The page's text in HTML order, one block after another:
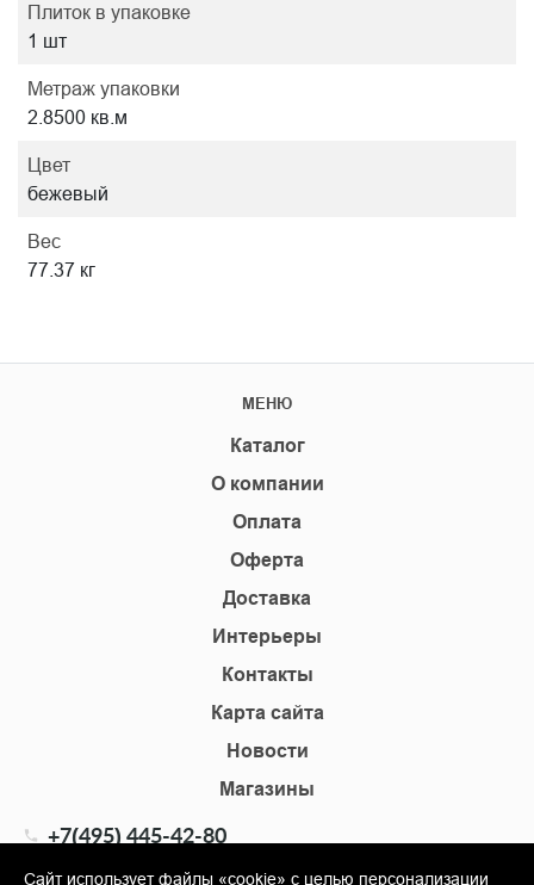
Плиток в упаковке
1 шт
Метраж упаковки
2.8500 кв.м
Цвет
бежевый
Вес
77.37 кг
МЕНЮ
Каталог
О компании
Оплата
Оферта
Доставка
Интерьеры
Контакты
Карта сайта
Новости
Магазины
+7(495) 445-42-80
Сайт использует файлы «cookie» с целью персонализации